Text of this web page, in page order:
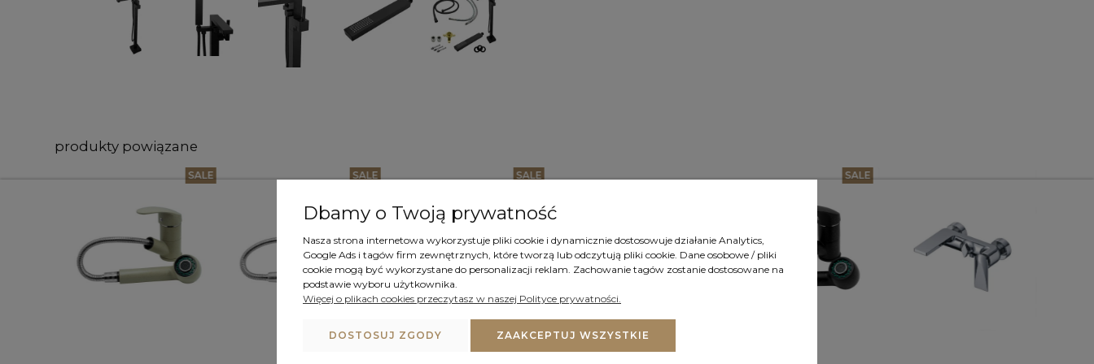
produkty powiązane
SALE SALE SALE SALE
Dbamy o Twoją prywatność
Nasza strona internetowa wykorzystuje pliki cookie i dynamicznie dostosowuje działanie Analytics,
Google Ads i tagów firm zewnętrznych, które tworzą lub odczytują pliki cookie. Dane osobowe / pliki
cookie mogą być wykorzystane do personalizacji reklam. Zachowanie tagów zostanie dostosowane na
podstawie wyboru użytkownika.
Więcej o plikach cookies przeczytasz w naszej Polityce prywatności.
DOSTOSUJ ZGODY ZAAKCEPTUJ WSZYSTKIE